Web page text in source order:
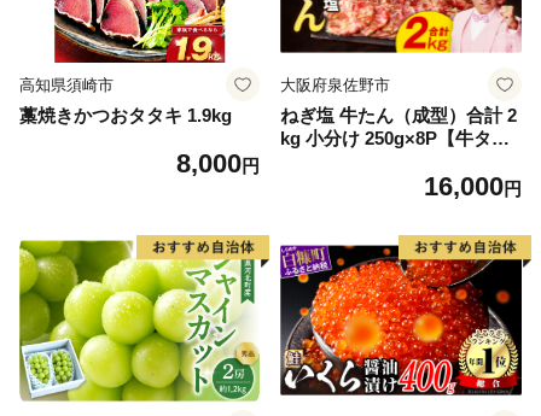
高知県須崎市
藁焼きかつおタタキ 1.9kg
8,000円
大阪府泉佐野市
ねぎ塩 牛たん（成型）合計 2
kg 小分け 250g×8P【牛タン
16,000円